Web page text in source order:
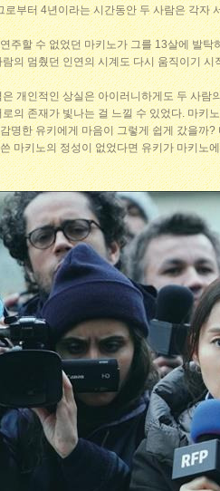
로부터 4년이라는 시간동안 두 사람은 각자
주할 수 없었던 마키노가 그를 13살에 발
람의 멈췄던 인연의 시계도 다시 움직이기 시
개인적인 상실은 아이러니하게도 두 사
의 존재가 빛나는 걸 느낄 수 있었다. 마키
명한 유키에게 마음이 그렇게 쉽게 갔을까
마키노의 정성이 없었다면 유키가 마키노